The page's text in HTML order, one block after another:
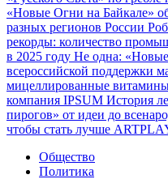
«Новые Огни на Байкале»
разных регионов России
рекорды: количество
в 2025 году Не одна:
всероссийской поддержки
мицеллированные
компания IPSUM История
пирогов» от идеи до
чтобы стать лучше
Общество
Политика